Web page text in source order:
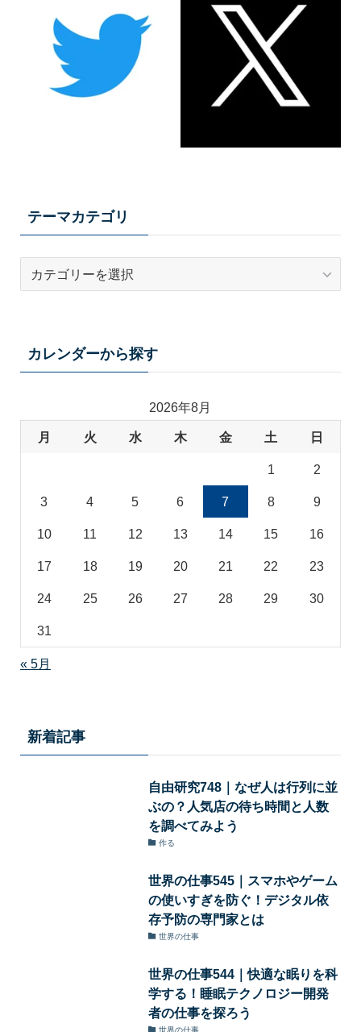
テーマカテゴリ
カレンダーから探す
2026年8月
月 火 水 木 金 土 日
1 2
3 4 5 6 7 8 9
10 11 12 13 14 15 16
17 18 19 20 21 22 23
24 25 26 27 28 29 30
31
« 5月
新着記事
自由研究748｜なぜ人は行列に並
ぶの？人気店の待ち時間と人数
を調べてみよう
作る
世界の仕事545｜スマホやゲーム
の使いすぎを防ぐ！デジタル依
存予防の専門家とは
世界の仕事
世界の仕事544｜快適な眠りを科
学する！睡眠テクノロジー開発
者の仕事を探ろう
世界の仕事